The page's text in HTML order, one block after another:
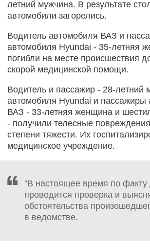
летний мужчина. В результате
автомобили загорелись.
Водитель автомобиля ВАЗ и
автомобиля Hyundai - 35-летняя
погибли на месте происшествия
скорой медицинской помощи.
Водитель и пассажир - 28-летний
автомобиля Hyundai и пассажиры
ВАЗ - 33-летняя женщина и
- получили телесные
степени тяжести. Их
медицинское учреждение.
"В настоящее время по
проводится проверка и
обстоятельства
в ведомстве.